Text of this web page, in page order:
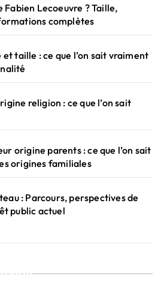
Fabien Lecoeuvre ? Taille,
complètes
et taille : ce que l’on sait vraiment
religion : ce que l’on sait
origine parents : ce que l’on sait
origines familiales
: Parcours, perspectives de
public actuel